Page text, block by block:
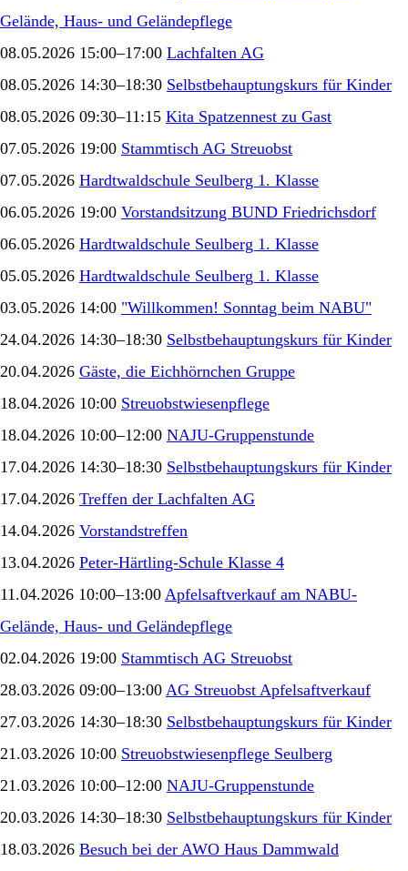
Gelände, Haus- und Geländepflege
08.05.2026 15:00–17:00 Lachfalten AG
08.05.2026 14:30–18:30 Selbstbehauptungskurs für Kinder
08.05.2026 09:30–11:15 Kita Spatzennest zu Gast
07.05.2026 19:00 Stammtisch AG Streuobst
07.05.2026 Hardtwaldschule Seulberg 1. Klasse
06.05.2026 19:00 Vorstandsitzung BUND Friedrichsdorf
06.05.2026 Hardtwaldschule Seulberg 1. Klasse
05.05.2026 Hardtwaldschule Seulberg 1. Klasse
03.05.2026 14:00 "Willkommen! Sonntag beim NABU"
24.04.2026 14:30–18:30 Selbstbehauptungskurs für Kinder
20.04.2026 Gäste, die Eichhörnchen Gruppe
18.04.2026 10:00 Streuobstwiesenpflege
18.04.2026 10:00–12:00 NAJU-Gruppenstunde
17.04.2026 14:30–18:30 Selbstbehauptungskurs für Kinder
17.04.2026 Treffen der Lachfalten AG
14.04.2026 Vorstandstreffen
13.04.2026 Peter-Härtling-Schule Klasse 4
11.04.2026 10:00–13:00 Apfelsaftverkauf am NABU-
Gelände, Haus- und Geländepflege
02.04.2026 19:00 Stammtisch AG Streuobst
28.03.2026 09:00–13:00 AG Streuobst Apfelsaftverkauf
27.03.2026 14:30–18:30 Selbstbehauptungskurs für Kinder
21.03.2026 10:00 Streuobstwiesenpflege Seulberg
21.03.2026 10:00–12:00 NAJU-Gruppenstunde
20.03.2026 14:30–18:30 Selbstbehauptungskurs für Kinder
18.03.2026 Besuch bei der AWO Haus Dammwald